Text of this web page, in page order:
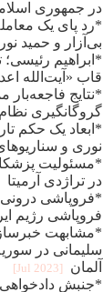
در جمهوری
*رد پای یک
بی‌آزار و حمید
*ابراهیم رئیسی؛
قاب «آیت‌الله
*نتایج
گروگانگیری
*ابعاد یک حکم
نوری و
*مسئولیت
در تراژدی آرمیتا
*فروپاشی
فروپاشی رژیم
*مشابهت
سلیمانی در
آلمان
[2023 Jul]
*جنبش